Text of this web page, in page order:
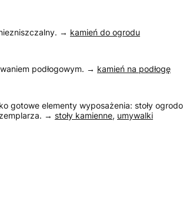
→ kamień do ogrodu
podłogowym. → kamień na podłogę
gotowe elementy wyposażenia: stoły
→ stoły kamienne, umywalki